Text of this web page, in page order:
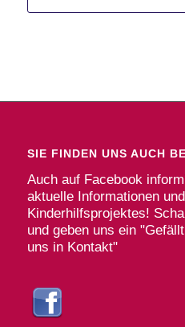
SIE FINDEN UNS AUCH
Auch auf Facebook
aktuelle Informationen
Kinderhilfsprojektes!
und geben uns ein
uns in Kontakt"